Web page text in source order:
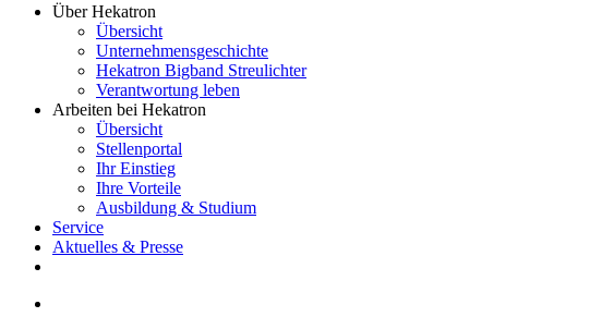
Über Hekatron
Übersicht
Unternehmensgeschichte
Hekatron Bigband Streulichter
Verantwortung leben
Arbeiten bei Hekatron
Übersicht
Stellenportal
Ihr Einstieg
Ihre Vorteile
Ausbildung & Studium
Service
Aktuelles & Presse